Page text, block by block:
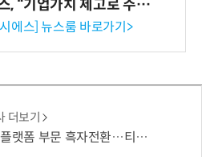
, “기업가치 제고로 주주
강화” 계획 공시
에스] 뉴스룸 바로가기>
더보기
부문 흑자전환…티빙 첫 분기 흑자